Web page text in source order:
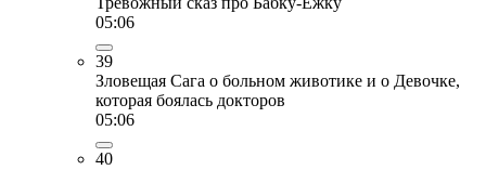
05:06
39
Зловещая Сага о больном животике и о Девочке,
которая боялась докторов
05:06
40